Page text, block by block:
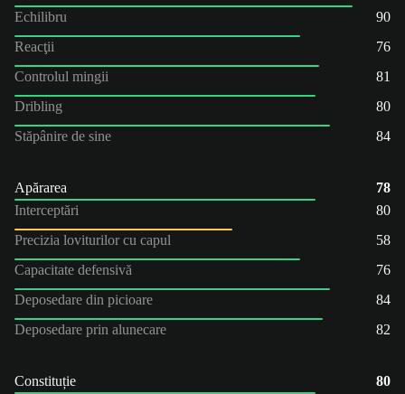
Echilibru
90
Reacţii
76
Controlul mingii
81
Dribling
80
Stăpânire de sine
84
Apărarea
78
Interceptări
80
Precizia loviturilor cu capul
58
Capacitate defensivă
76
Deposedare din picioare
84
Deposedare prin alunecare
82
Constituție
80